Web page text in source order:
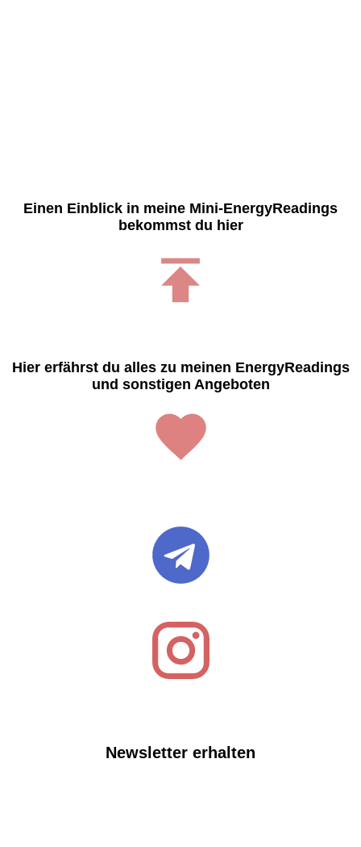
Einen Einblick in meine Mini-EnergyReadings
bekommst du hier
Hier erfährst du alles zu meinen EnergyReadings
und sonstigen Angeboten
Newsletter erhalten